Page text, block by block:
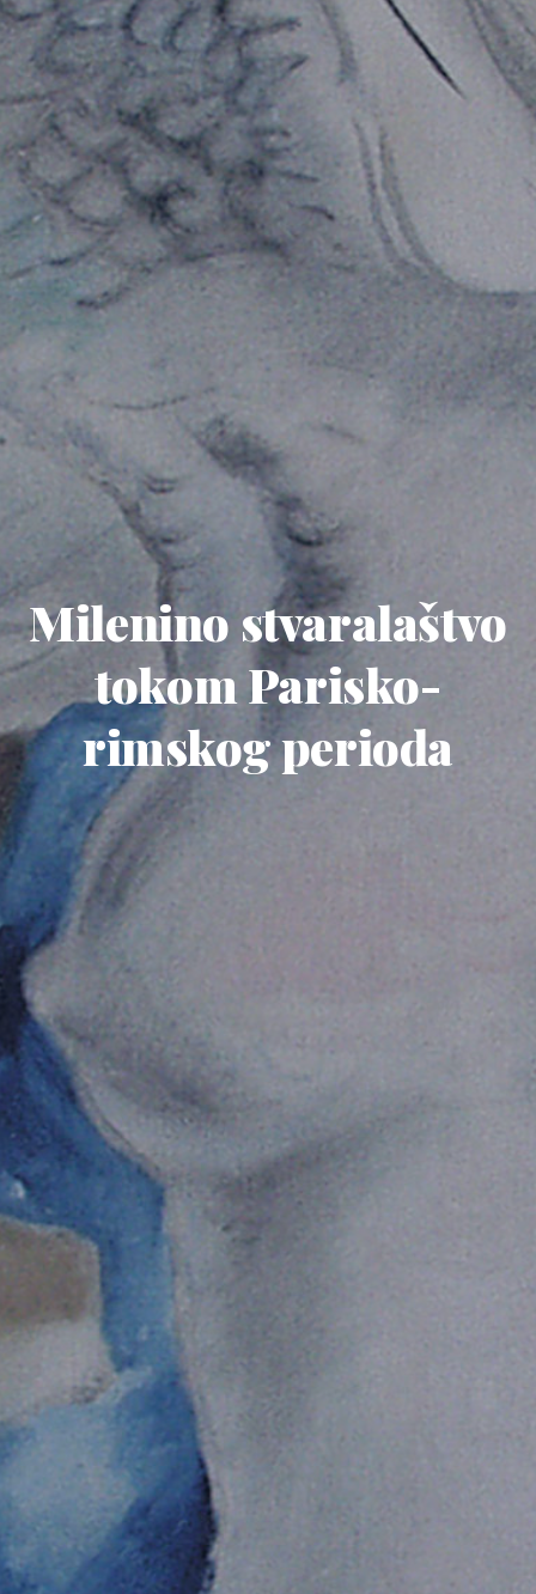
Milenino stvaralaštvo
tokom Parisko-
rimskog perioda